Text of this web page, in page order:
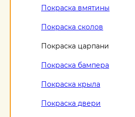
Покраска вмятины
Покраска сколов
Покраска царпани
Покраска бампера
Покраска крыла
Покраска двери